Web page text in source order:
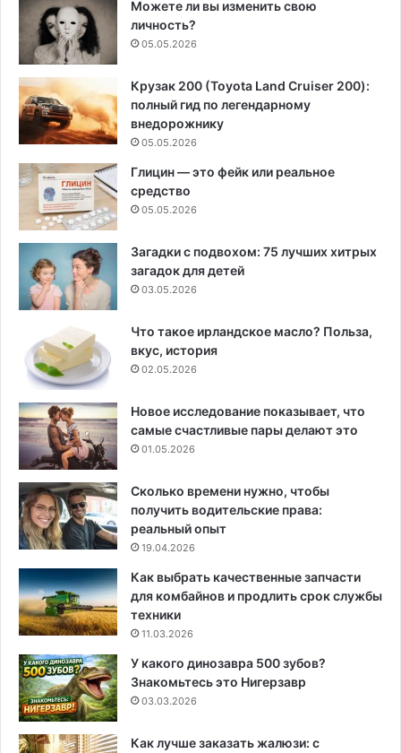
Можете ли вы изменить свою
личность?
05.05.2026
Крузак 200 (Toyota Land Cruiser 200):
полный гид по легендарному
внедорожнику
05.05.2026
Глицин — это фейк или реальное
средство
05.05.2026
Загадки с подвохом: 75 лучших хитрых
загадок для детей
03.05.2026
Что такое ирландское масло? Польза,
вкус, история
02.05.2026
Новое исследование показывает, что
самые счастливые пары делают это
01.05.2026
Сколько времени нужно, чтобы
получить водительские права:
реальный опыт
19.04.2026
Как выбрать качественные запчасти
для комбайнов и продлить срок службы
техники
11.03.2026
У какого динозавра 500 зубов?
Знакомьтесь это Нигерзавр
03.03.2026
Как лучше заказать жалюзи: с